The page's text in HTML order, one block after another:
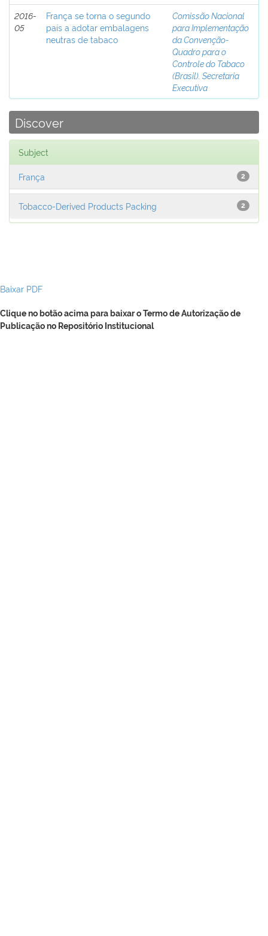
2016-
05
França se torna o segundo
país a adotar embalagens
neutras de tabaco
Comissão Nacional
para Implementação
da Convenção-
Quadro para o
Controle do Tabaco
(Brasil). Secretaria
Executiva
Discover
Subject
2
França
2
Tobacco-Derived Products Packing
Baixar PDF
Clique no botão acima para baixar o Termo de Autorização de
Publicação no Repositório Institucional